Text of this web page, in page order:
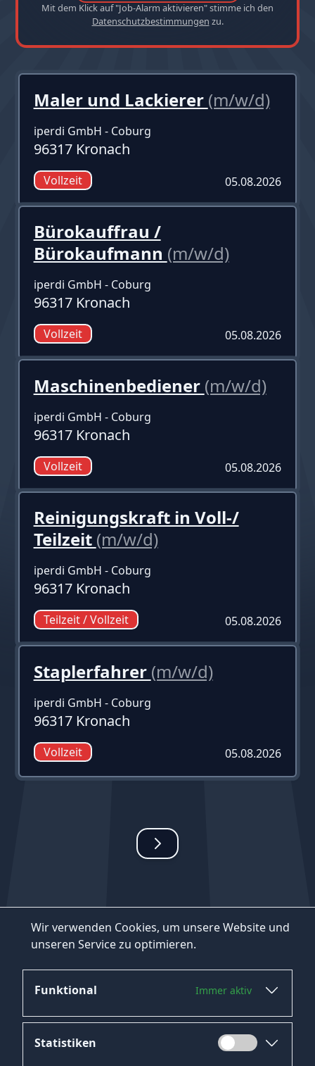
Wir verwenden Cookies, um unsere Website und
unseren Service zu optimieren.
Funktional Immer aktiv
Statistiken
Mit dem Klick auf "Job-Alarm aktivieren" stimme ich den
Datenschutzbestimmungen zu.
Maler und Lackierer (m/w/d)
iperdi GmbH - Coburg
96317 Kronach
Vollzeit 05.08.2026
Bürokauffrau /
Bürokaufmann (m/w/d)
iperdi GmbH - Coburg
96317 Kronach
Vollzeit 05.08.2026
Maschinenbediener (m/w/d)
iperdi GmbH - Coburg
96317 Kronach
Vollzeit 05.08.2026
Reinigungskraft in Voll-/
Teilzeit (m/w/d)
iperdi GmbH - Coburg
96317 Kronach
Teilzeit / Vollzeit 05.08.2026
Staplerfahrer (m/w/d)
iperdi GmbH - Coburg
96317 Kronach
Vollzeit 05.08.2026